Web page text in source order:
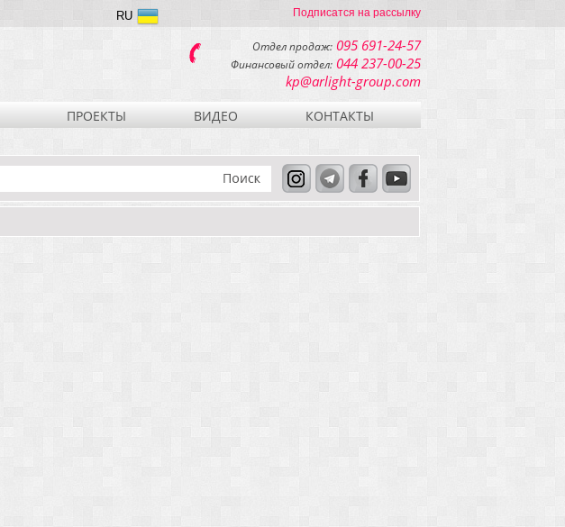
Подписатся на рассылку
RU
Отдел продаж: 095 691-24-57
Финансовый отдел: 044 237-00-25
kp@arlight-group.com
ПРОЕКТЫ ВИДЕО КОНТАКТЫ